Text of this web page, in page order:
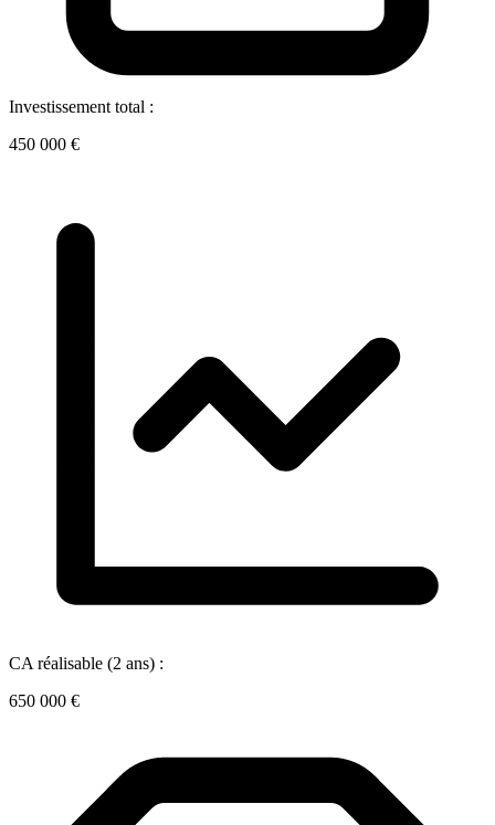
Investissement total :
450 000 €
CA réalisable (2 ans) :
650 000 €